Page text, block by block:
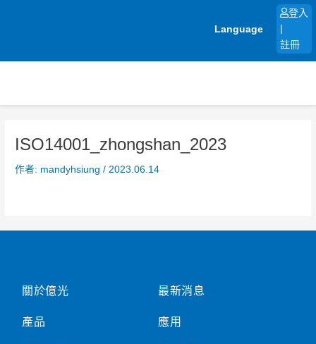
Language
登入
註冊
ISO14001_zhongshan_2023
作者: mandyhsiung/ 2023.06.14
關於億光
產品
最新消息
應用